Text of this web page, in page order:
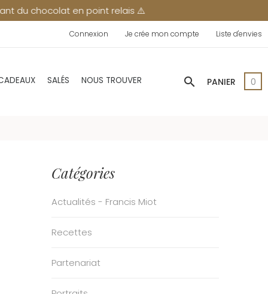
en point relais ⚠️
Connexion Je crée mon compte Liste d'envies
SALÉS NOUS TROUVER search PANIER 0
Catégories
Actualités - Francis Miot
Recettes
Partenariat